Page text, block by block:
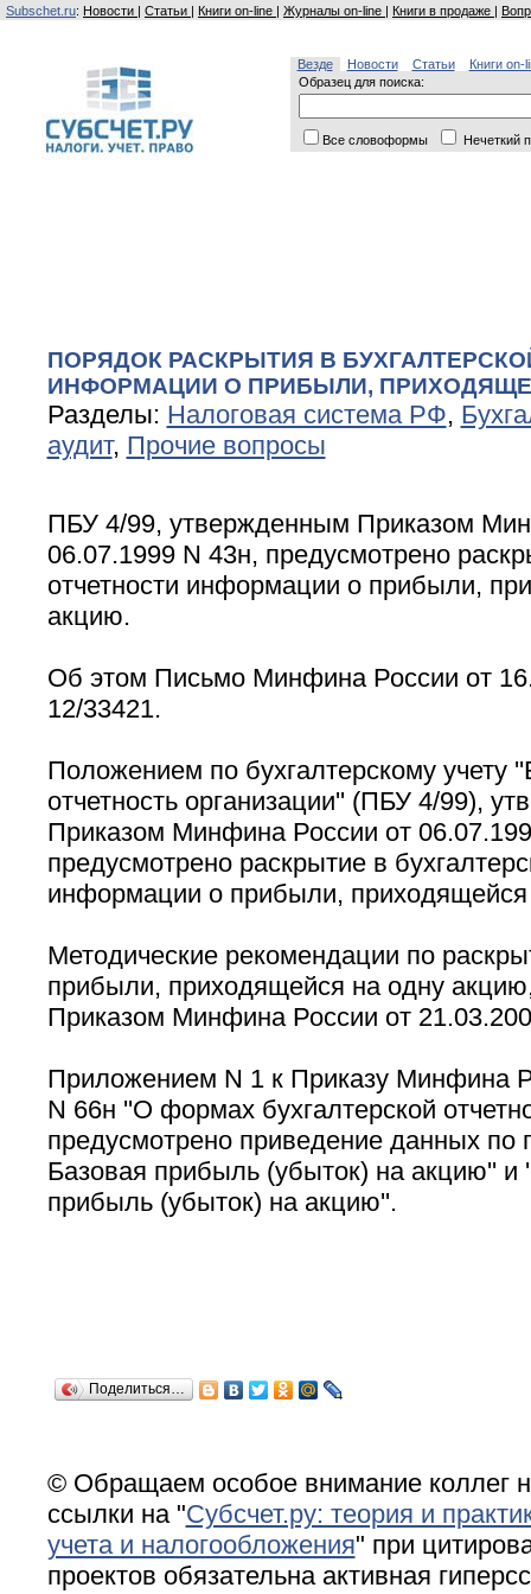
Subschet.ru: Новости | Статьи | Книги on-line | Журналы on-line | Книги в продаже |
Везде Новости Статьи
Книги on-
Образец для поиска:
Все словоформы Нечеткий
ПОРЯДОК РАСКРЫТИЯ В
ИНФОРМАЦИИ О ПРИБЫЛИ,
Разделы: Налоговая система РФ,
аудит, Прочие вопросы
ПБУ 4/99, утвержденным Приказом
06.07.1999 N 43н, предусмотрено
отчетности информации о прибыли,
акцию.
Об этом Письмо Минфина России от
12/33421.
Положением по бухгалтерскому учету
отчетность организации'' (ПБУ 4/99),
Приказом Минфина России от
предусмотрено раскрытие в
информации о прибыли,
Методические рекомендации по
прибыли, приходящейся на одну
Приказом Минфина России от
Приложением N 1 к Приказу Минфина
N 66н ''О формах бухгалтерской
предусмотрено приведение данных по
Базовая прибыль (убыток) на акцию'' и
прибыль (убыток) на акцию''.
Поделиться…
© Обращаем особое внимание коллег
ссылки на "Субсчет.ру: теория и
учета и налогообложения" при
проектов обязательна активная